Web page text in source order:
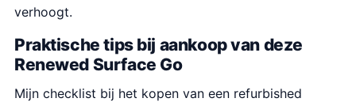
verhoogt.
Praktische tips bij aankoop van deze
Renewed Surface Go
Mijn checklist bij het kopen van een refurbished